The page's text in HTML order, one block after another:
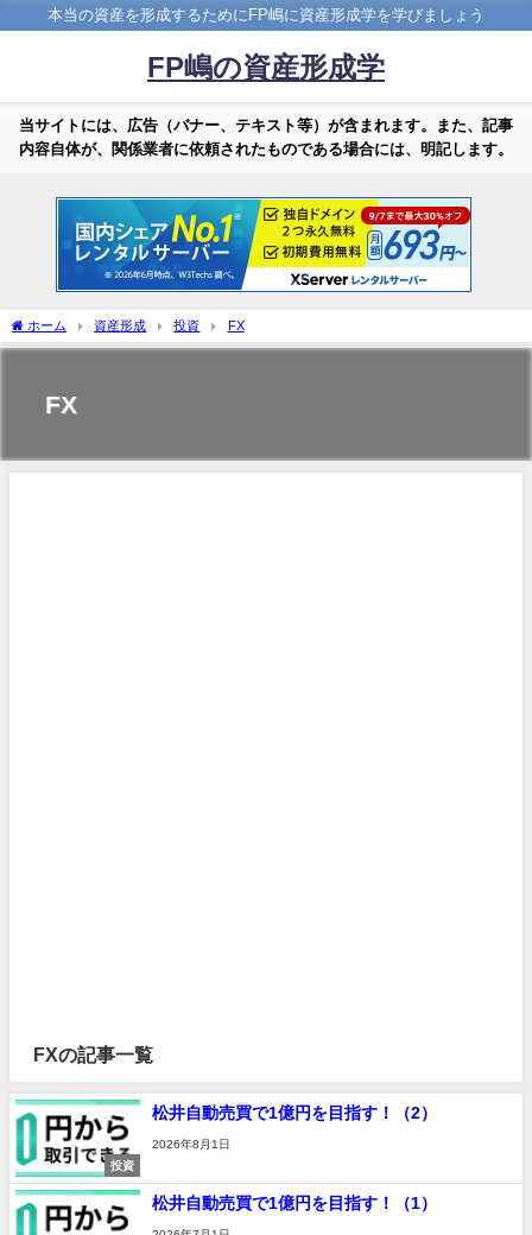
本当の資産を形成するためにFP嶋に資産形成学を学びましょう
FP嶋の資産形成学
当サイトには、広告（バナー、テキスト等）が含まれます。また、記事
内容自体が、関係業者に依頼されたものである場合には、明記します。
ホーム 資産形成 投資 FX
FX
FXの記事一覧
投資
松井自動売買で1億円を目指す！（2）
2026年8月1日
松井自動売買で1億円を目指す！（1）